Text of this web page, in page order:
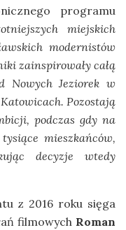
programu
miejskich
modernistów
zainspirowały całą
Nowych Jeziorek w
Pozostają
podczas gdy na
mieszkańców,
decyzje wtedy
z 2016 roku sięga
filmowych Roman